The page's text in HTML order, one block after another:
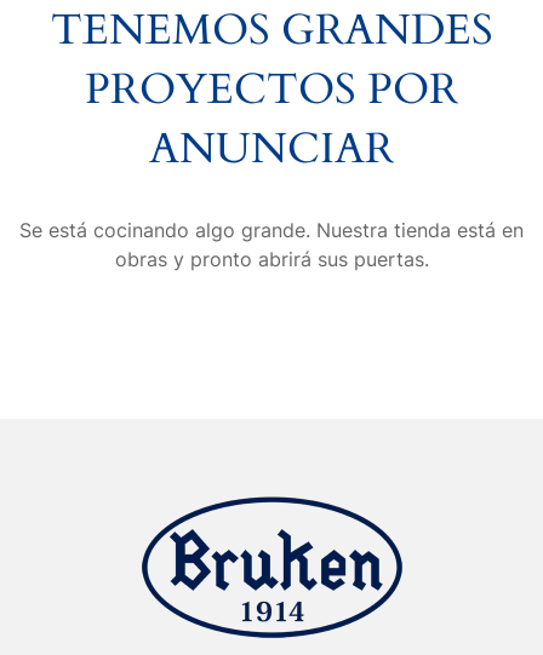
TENEMOS GRANDES
PROYECTOS POR
ANUNCIAR
Se está cocinando algo grande. Nuestra tienda está en
obras y pronto abrirá sus puertas.